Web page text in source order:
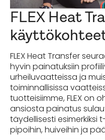
FLEX Heat
FLEX Heat Transfer
hyvin painatuksiin
urheiluvaatteissa ja
toiminnallisissa
tuotteisiimme, FLEX on
ansiosta painatus
täydellisesti esimerkiksi
pipoihin, huiveihin ja